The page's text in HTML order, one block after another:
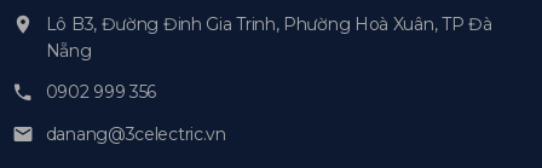
Lô B3, Đường Đinh Gia Trinh, Phường Hoà Xuân, TP Đà
Nẵng
0902 999 356
danang@3celectric.vn